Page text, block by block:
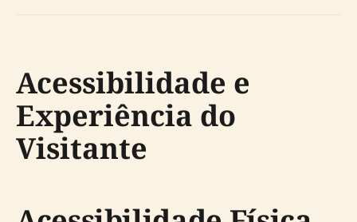
Acessibilidade e
Experiência do
Visitante